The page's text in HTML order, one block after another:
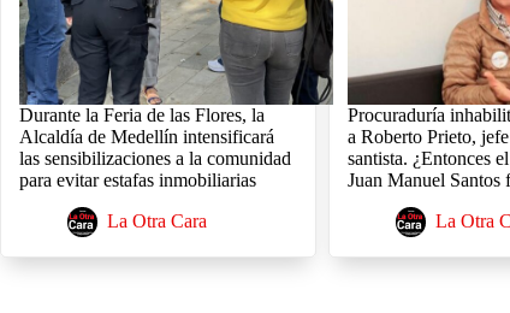
Durante la Feria de las Flores, la
Alcaldía de Medellín intensificará
las sensibilizaciones a la comunidad
para evitar estafas inmobiliarias
La Otra Cara
Procuraduría
a Roberto Prieto,
santista. ¿Entonces
Juan Manuel Santos
La Otra